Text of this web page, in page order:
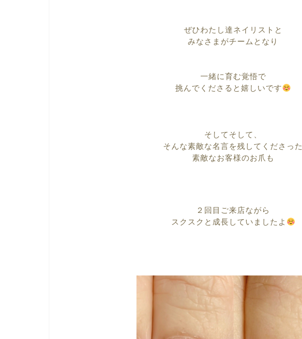
ぜひわたし達ネイリストと
みなさまがチームとなり
一緒に育む覚悟で
挑んでくださると嬉しいです
そしてそして、
そんな素敵な名言を残してくださった
素敵なお客様のお爪も
２回目ご来店ながら
スクスクと成長していましたよ